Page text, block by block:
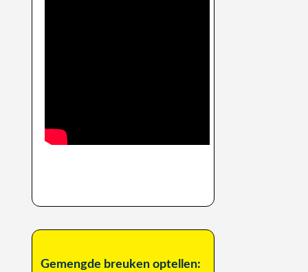
Gemengde breuken optellen: